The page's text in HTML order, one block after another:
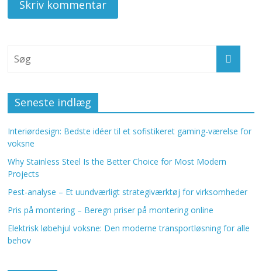
Seneste indlæg
Interiørdesign: Bedste idéer til et sofistikeret gaming-værelse for
voksne
Why Stainless Steel Is the Better Choice for Most Modern
Projects
Pest-analyse – Et uundværligt strategiværktøj for virksomheder
Pris på montering – Beregn priser på montering online
Elektrisk løbehjul voksne: Den moderne transportløsning for alle
behov